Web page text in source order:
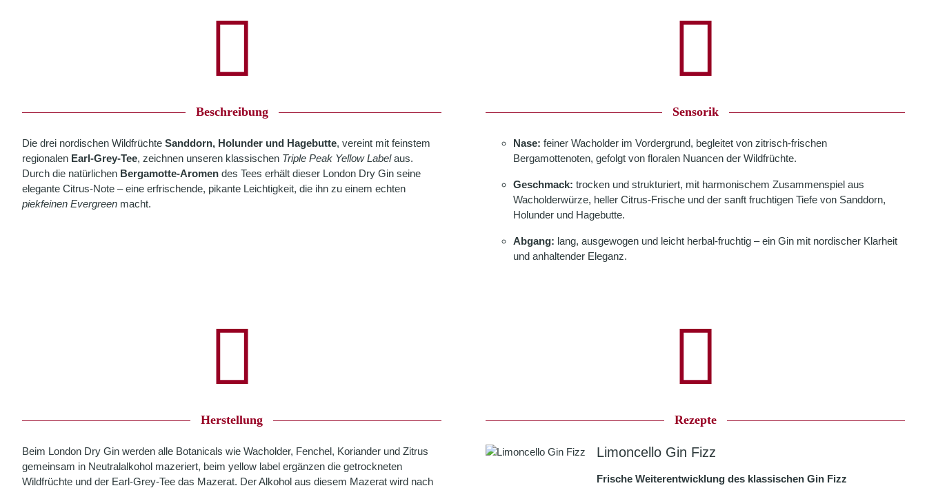
Beschreibung
Die drei nordischen Wildfrüchte Sanddorn, Holunder und Hagebutte, vereint mit feinstem
regionalen Earl-Grey-Tee, zeichnen unseren klassischen Triple Peak Yellow Labelaus.
Durch die natürlichen Bergamotte-Aromen des Tees erhält dieser London Dry Gin seine
elegante Citrus-Note – eine erfrischende, pikante Leichtigkeit, die ihn zu einem echten
piekfeinen Evergreen macht.
Sensorik
Nase: feiner Wacholder im Vordergrund, begleitet von zitrisch-frischen
Bergamottenoten, gefolgt von floralen Nuancen der Wildfrüchte.
Geschmack: trocken und strukturiert, mit harmonischem Zusammenspiel aus
Wacholderwürze, heller Citrus-Frische und der sanft fruchtigen Tiefe von Sanddorn,
Holunder und Hagebutte.
Abgang: lang, ausgewogen und leicht herbal-fruchtig – ein Gin mit nordischer Klarheit
und anhaltender Eleganz.
Herstellung
Beim London Dry Gin werden alle Botanicals wie Wacholder, Fenchel, Koriander und Zitrus
gemeinsam in Neutralalkohol mazeriert, beim yellow label ergänzen die getrockneten
Wildfrüchte und der Earl-Grey-Tee das Mazerat. Der Alkohol aus diesem Mazerat wird nach
Rezepte
Limoncello Gin Fizz
Frische Weiterentwicklung des klassischen Gin Fizz